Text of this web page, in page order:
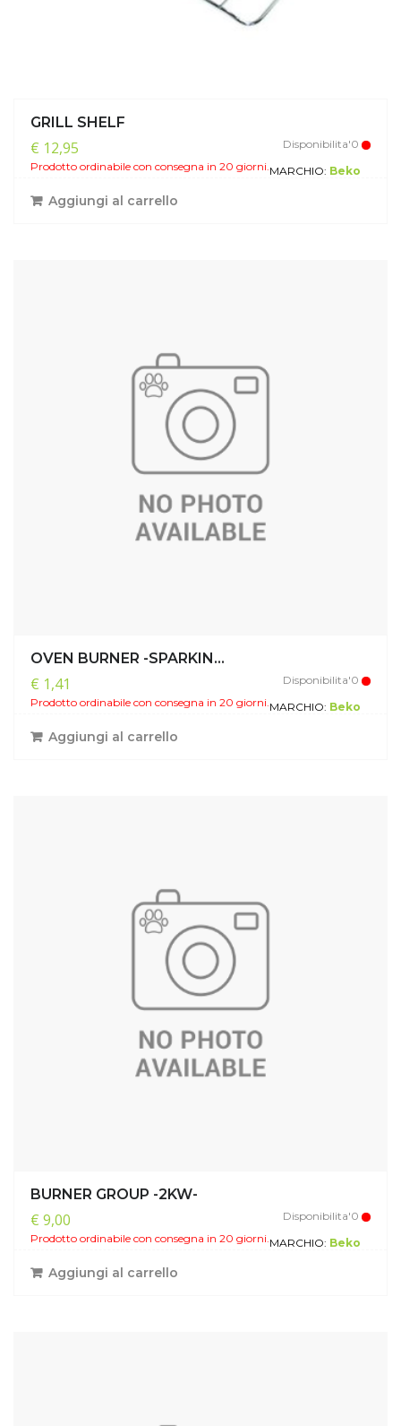
GRILL SHELF
€ 12,95
Disponibilita'0
Prodotto ordinabile con consegna in 20 giorni.MARCHIO: Beko
Aggiungi al carrello
OVEN BURNER -SPARKIN...
€ 1,41
Disponibilita'0
Prodotto ordinabile con consegna in 20 giorni.MARCHIO: Beko
Aggiungi al carrello
BURNER GROUP -2KW-
€ 9,00
Disponibilita'0
Prodotto ordinabile con consegna in 20 giorni.MARCHIO: Beko
Aggiungi al carrello